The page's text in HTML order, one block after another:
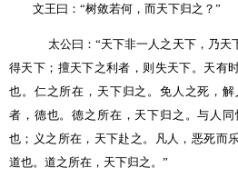
文王曰： “树敛若何，而天下归之？ ”
太公曰： “天下非一人之天下，乃天
得天下；擅天下之利者，则失天下。天有
也。仁之所在，天下归之。免人之死，
者，德也。德之所在，天下归之。与人
也；义之所在，天下赴之。凡人，恶死而
道也。道之所在，天下归之。 ”